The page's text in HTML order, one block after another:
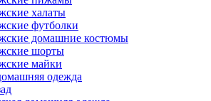
халаты
футболки
домашние костюмы
шорты
майки
одежда